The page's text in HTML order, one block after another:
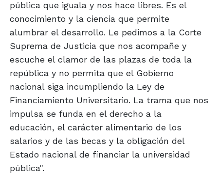
pública que iguala y nos hace libres. Es el
conocimiento y la ciencia que permite
alumbrar el desarrollo. Le pedimos a la Corte
Suprema de Justicia que nos acompañe y
escuche el clamor de las plazas de toda la
república y no permita que el Gobierno
nacional siga incumpliendo la Ley de
Financiamiento Universitario. La trama que nos
impulsa se funda en el derecho a la
educación, el carácter alimentario de los
salarios y de las becas y la obligación del
Estado nacional de financiar la universidad
pública".